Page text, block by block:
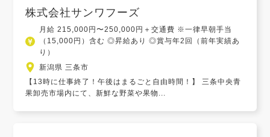
株式会社サンワフーズ
月給 215,000円〜250,000円＋交通費 ※一律早朝手当
（15,000円）含む ◎昇給あり ◎賞与年2回（前年実績あ
り）
新潟県 三条市
【13時に仕事終了！午後はまるごと自由時間！】 三条中央青
果卸売市場内にて、新鮮な野菜や果物...